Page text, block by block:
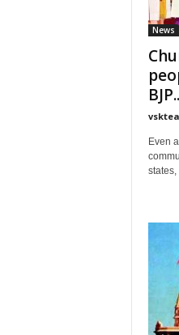
News
Even
states,